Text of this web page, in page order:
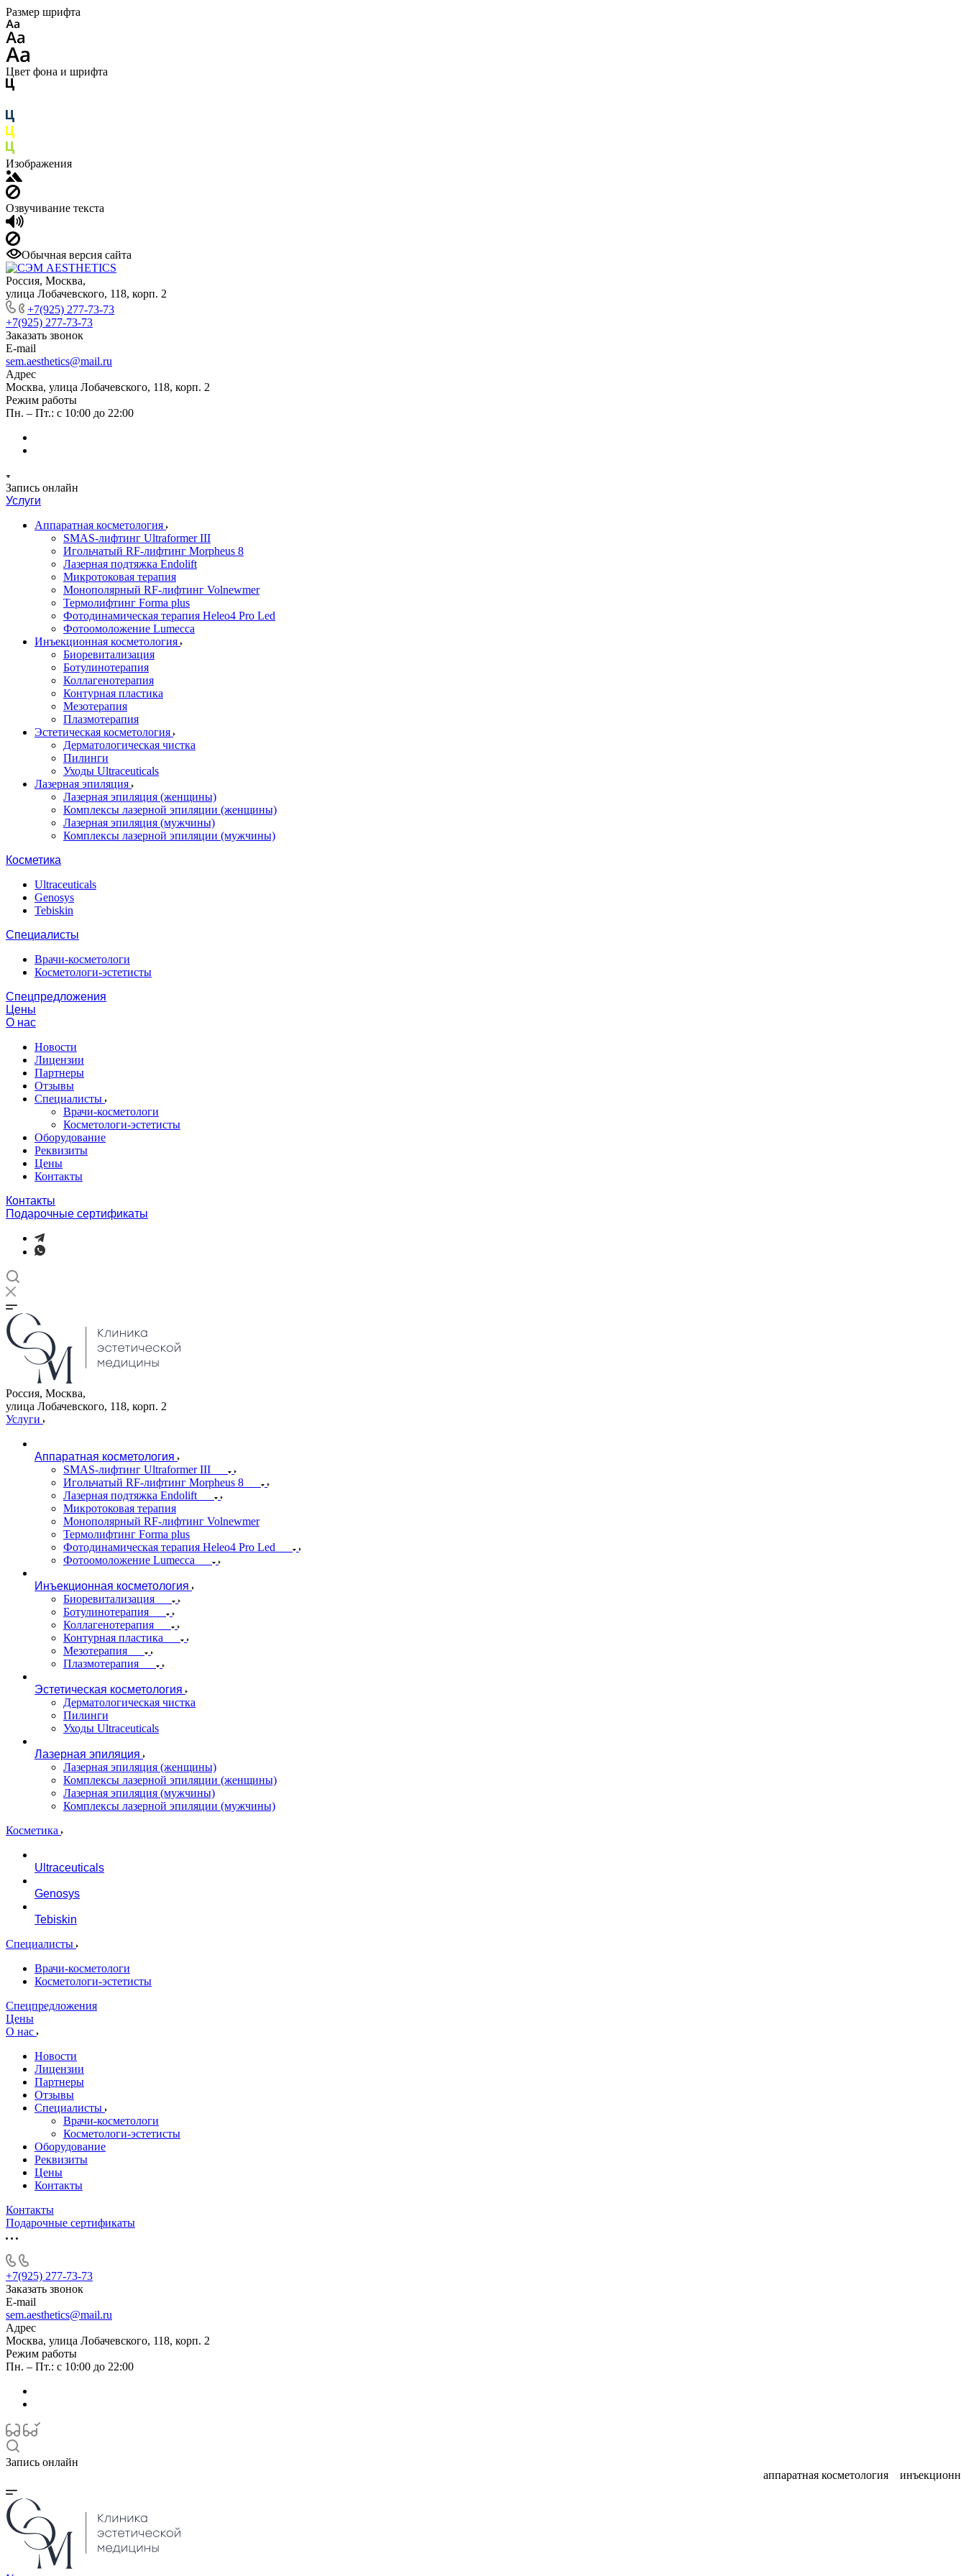
Размер шрифта
Цвет фона и шрифта
Изображения
Озвучивание текста
Обычная версия сайта
Россия, Москва,
улица Лобачевского, 118, корп. 2
+7(925) 277-73-73
+7(925) 277-73-73
Заказать звонок
E-mail
sem.aesthetics@mail.ru
Адрес
Москва, улица Лобачевского, 118, корп. 2
Режим работы
Пн. – Пт.: с 10:00 до 22:00
Запись онлайн
Услуги
Аппаратная косметология
SMAS-лифтинг Ultraformer III
Игольчатый RF-лифтинг Morpheus 8
Лазерная подтяжка Endolift
Микротоковая терапия
Монополярный RF-лифтинг Volnewmer
Термолифтинг Forma plus
Фотодинамическая терапия Heleo4 Pro Led
Фотоомоложение Lumecca
Инъекционная косметология
Биоревитализация
Ботулинотерапия
Коллагенотерапия
Контурная пластика
Мезотерапия
Плазмотерапия
Эстетическая косметология
Дерматологическая чистка
Пилинги
Уходы Ultraceuticals
Лазерная эпиляция
Лазерная эпиляция (женщины)
Комплексы лазерной эпиляции (женщины)
Лазерная эпиляция (мужчины)
Комплексы лазерной эпиляции (мужчины)
Косметика
Ultraceuticals
Genosys
Tebiskin
Специалисты
Врачи-косметологи
Косметологи-эстетисты
Спецпредложения
Цены
О нас
Новости
Лицензии
Партнеры
Отзывы
Специалисты
Врачи-косметологи
Косметологи-эстетисты
Оборудование
Реквизиты
Цены
Контакты
Контакты
Подарочные сертификаты
Россия, Москва,
улица Лобачевского, 118, корп. 2
Услуги
Аппаратная косметология
SMAS-лифтинг Ultraformer III
Игольчатый RF-лифтинг Morpheus 8
Лазерная подтяжка Endolift
Микротоковая терапия
Монополярный RF-лифтинг Volnewmer
Термолифтинг Forma plus
Фотодинамическая терапия Heleo4 Pro Led
Фотоомоложение Lumecca
Инъекционная косметология
Биоревитализация
Ботулинотерапия
Коллагенотерапия
Контурная пластика
Мезотерапия
Плазмотерапия
Эстетическая косметология
Дерматологическая чистка
Пилинги
Уходы Ultraceuticals
Лазерная эпиляция
Лазерная эпиляция (женщины)
Комплексы лазерной эпиляции (женщины)
Лазерная эпиляция (мужчины)
Комплексы лазерной эпиляции (мужчины)
Косметика
Ultraceuticals
Genosys
Tebiskin
Специалисты
Врачи-косметологи
Косметологи-эстетисты
Спецпредложения
Цены
О нас
Новости
Лицензии
Партнеры
Отзывы
Специалисты
Врачи-косметологи
Косметологи-эстетисты
Оборудование
Реквизиты
Цены
Контакты
Контакты
Подарочные сертификаты
+7(925) 277-73-73
Заказать звонок
E-mail
sem.aesthetics@mail.ru
Адрес
Москва, улица Лобачевского, 118, корп. 2
Режим работы
Пн. – Пт.: с 10:00 до 22:00
Запись онлайн
аппаратная косметология инъекционная косметология эстетическая косметология